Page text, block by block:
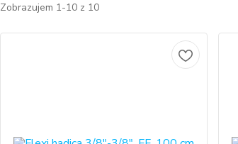
Zobrazujem 1-10 z 10